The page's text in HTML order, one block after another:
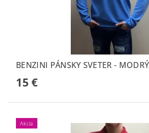
BENZINI PÁNSKY SVETER - MODRÝ
15 €
Akcia